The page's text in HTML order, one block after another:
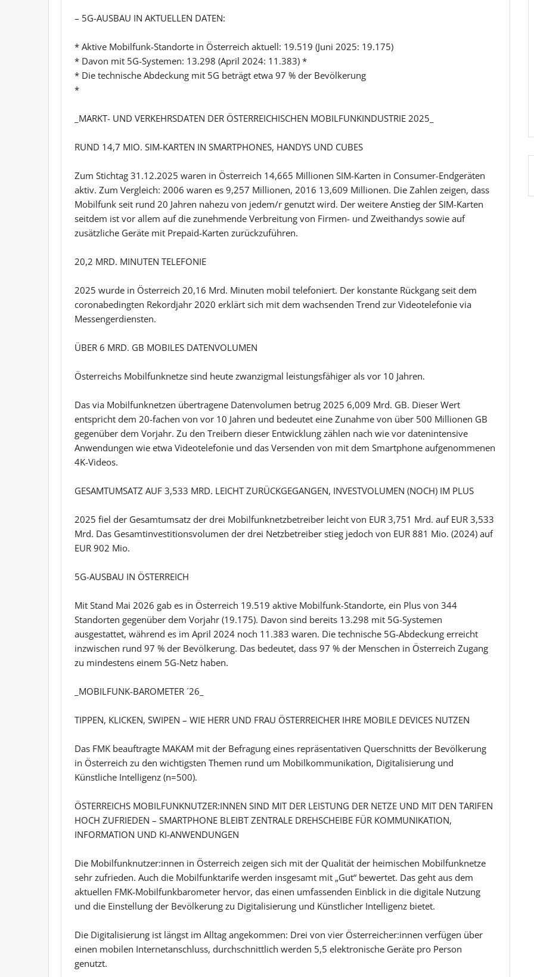
– 5G-AUSBAU IN AKTUELLEN DATEN:
* Aktive Mobilfunk-Standorte in Österreich aktuell: 19.519 (Juni 2025: 19.175)
* Davon mit 5G-Systemen: 13.298 (April 2024: 11.383) *
* Die technische Abdeckung mit 5G beträgt etwa 97 % der Bevölkerung
*
_MARKT- UND VERKEHRSDATEN DER ÖSTERREICHISCHEN MOBILFUNKINDUSTRIE 2025_
RUND 14,7 MIO. SIM-KARTEN IN SMARTPHONES, HANDYS UND CUBES
Zum Stichtag 31.12.2025 waren in Österreich 14,665 Millionen SIM-Karten in Consumer-Endgeräten
aktiv. Zum Vergleich: 2006 waren es 9,257 Millionen, 2016 13,609 Millionen. Die Zahlen zeigen, dass
Mobilfunk seit rund 20 Jahren nahezu von jedem/r genutzt wird. Der weitere Anstieg der SIM-Karten
seitdem ist vor allem auf die zunehmende Verbreitung von Firmen- und Zweithandys sowie auf
zusätzliche Geräte mit Prepaid-Karten zurückzuführen.
20,2 MRD. MINUTEN TELEFONIE
2025 wurde in Österreich 20,16 Mrd. Minuten mobil telefoniert. Der konstante Rückgang seit dem
coronabedingten Rekordjahr 2020 erklärt sich mit dem wachsenden Trend zur Videotelefonie via
Messengerdiensten.
ÜBER 6 MRD. GB MOBILES DATENVOLUMEN
Österreichs Mobilfunknetze sind heute zwanzigmal leistungsfähiger als vor 10 Jahren.
Das via Mobilfunknetzen übertragene Datenvolumen betrug 2025 6,009 Mrd. GB. Dieser Wert
entspricht dem 20-fachen von vor 10 Jahren und bedeutet eine Zunahme von über 500 Millionen GB
gegenüber dem Vorjahr. Zu den Treibern dieser Entwicklung zählen nach wie vor datenintensive
Anwendungen wie etwa Videotelefonie und das Versenden von mit dem Smartphone aufgenommenen
4K-Videos.
GESAMTUMSATZ AUF 3,533 MRD. LEICHT ZURÜCKGEGANGEN, INVESTVOLUMEN (NOCH) IM PLUS
2025 fiel der Gesamtumsatz der drei Mobilfunknetzbetreiber leicht von EUR 3,751 Mrd. auf EUR 3,533
Mrd. Das Gesamtinvestitionsvolumen der drei Netzbetreiber stieg jedoch von EUR 881 Mio. (2024) auf
EUR 902 Mio.
5G-AUSBAU IN ÖSTERREICH
Mit Stand Mai 2026 gab es in Österreich 19.519 aktive Mobilfunk-Standorte, ein Plus von 344
Standorten gegenüber dem Vorjahr (19.175). Davon sind bereits 13.298 mit 5G-Systemen
ausgestattet, während es im April 2024 noch 11.383 waren. Die technische 5G-Abdeckung erreicht
inzwischen rund 97 % der Bevölkerung. Das bedeutet, dass 97 % der Menschen in Österreich Zugang
zu mindestens einem 5G-Netz haben.
_MOBILFUNK-BAROMETER ´26_
TIPPEN, KLICKEN, SWIPEN – WIE HERR UND FRAU ÖSTERREICHER IHRE MOBILE DEVICES NUTZEN
Das FMK beauftragte MAKAM mit der Befragung eines repräsentativen Querschnitts der Bevölkerung
in Österreich zu den wichtigsten Themen rund um Mobilkommunikation, Digitalisierung und
Künstliche Intelligenz (n=500).
ÖSTERREICHS MOBILFUNKNUTZER:INNEN SIND MIT DER LEISTUNG DER NETZE UND MIT DEN TARIFEN
HOCH ZUFRIEDEN – SMARTPHONE BLEIBT ZENTRALE DREHSCHEIBE FÜR KOMMUNIKATION,
INFORMATION UND KI-ANWENDUNGEN
Die Mobilfunknutzer:innen in Österreich zeigen sich mit der Qualität der heimischen Mobilfunknetze
sehr zufrieden. Auch die Mobilfunktarife werden insgesamt mit „Gut“ bewertet. Das geht aus dem
aktuellen FMK-Mobilfunkbarometer hervor, das einen umfassenden Einblick in die digitale Nutzung
und die Einstellung der Bevölkerung zu Digitalisierung und Künstlicher Intelligenz bietet.
Die Digitalisierung ist längst im Alltag angekommen: Drei von vier Österreicher:innen verfügen über
einen mobilen Internetanschluss, durchschnittlich werden 5,5 elektronische Geräte pro Person
genutzt.